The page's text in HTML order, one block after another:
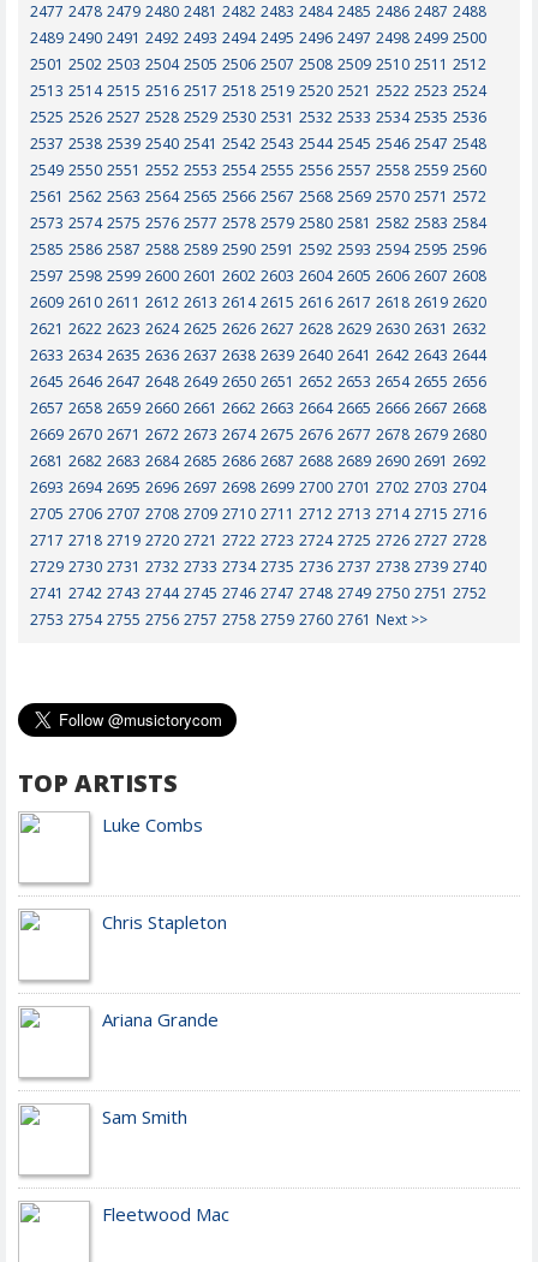
2477 2478 2479 2480 2481 2482 2483 2484 2485 2486 2487 2488
2489 2490 2491 2492 2493 2494 2495 2496 2497 2498 2499 2500
2501 2502 2503 2504 2505 2506 2507 2508 2509 2510 2511 2512
2513 2514 2515 2516 2517 2518 2519 2520 2521 2522 2523 2524
2525 2526 2527 2528 2529 2530 2531 2532 2533 2534 2535 2536
2537 2538 2539 2540 2541 2542 2543 2544 2545 2546 2547 2548
2549 2550 2551 2552 2553 2554 2555 2556 2557 2558 2559 2560
2561 2562 2563 2564 2565 2566 2567 2568 2569 2570 2571 2572
2573 2574 2575 2576 2577 2578 2579 2580 2581 2582 2583 2584
2585 2586 2587 2588 2589 2590 2591 2592 2593 2594 2595 2596
2597 2598 2599 2600 2601 2602 2603 2604 2605 2606 2607 2608
2609 2610 2611 2612 2613 2614 2615 2616 2617 2618 2619 2620
2621 2622 2623 2624 2625 2626 2627 2628 2629 2630 2631 2632
2633 2634 2635 2636 2637 2638 2639 2640 2641 2642 2643 2644
2645 2646 2647 2648 2649 2650 2651 2652 2653 2654 2655 2656
2657 2658 2659 2660 2661 2662 2663 2664 2665 2666 2667 2668
2669 2670 2671 2672 2673 2674 2675 2676 2677 2678 2679 2680
2681 2682 2683 2684 2685 2686 2687 2688 2689 2690 2691 2692
2693 2694 2695 2696 2697 2698 2699 2700 2701 2702 2703 2704
2705 2706 2707 2708 2709 2710 2711 2712 2713 2714 2715 2716
2717 2718 2719 2720 2721 2722 2723 2724 2725 2726 2727 2728
2729 2730 2731 2732 2733 2734 2735 2736 2737 2738 2739 2740
2741 2742 2743 2744 2745 2746 2747 2748 2749 2750 2751 2752
2753 2754 2755 2756 2757 2758 2759 2760 2761 Next >>
TOP ARTISTS
Luke Combs
Chris Stapleton
Ariana Grande
Sam Smith
Fleetwood Mac